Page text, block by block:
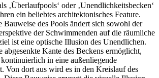
‚Überlaufpools‘ oder ‚Unendlichkeitsbecken‘
ein beliebtes architektonisches Feature.
Bauweise des Pools ändert sich sowohl der
der Schwimmenden auf die räumliche
ist eine optische Illusion des Unendlichen.
Kante des Beckens ermöglicht,
kontinuierlich in eine außenliegende
Von dort aus wird es in den Kreislauf des